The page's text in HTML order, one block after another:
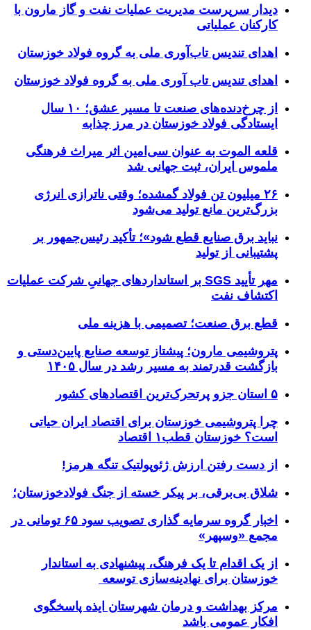
دیدار سرپرست مدیریت عملیات نفت و گاز مارون با
کارکنان عملیاتی
اهدای تندیس تاب‌آوری ملی به گروه فولاد خوزستان
اهدای تندیس تاب آوری ملی به گروه فولاد خوزستان
از چرخ‌دنده‌های صنعت تا مسیر عشق؛ ۱۰ سال
ایستادگی فولاد خوزستان در مرز چذابه
قلعه الموت به عنوان سی‌امین اثر میراث‌ فرهنگی
ملموس ایران، ثبت جهانی شد
۲۶ میلیون تن فولاد گمشده؛ وقتی ناترازی انرژی
بزرگ‌ترین مانع تولید می‌شود
نباید برق صنایع قطع شود»؛ تأکید رئیس‌جمهور بر
پشتیبانی از تولید
مهر تأیید SGS بر استانداردهای جهانیِ شرکت عملیات
اکتشاف نفت
قطع برق صنعت؛ تصمیمی با هزینه ملی
پتروشیمی مارون؛ پیشتاز توسعه صنایع پایین‌دستی و
بازگشت قدرتمند به مسیر رشد در سال ۱۴۰۵
۵ استان جزو پرتحرک‌ترین اقتصاد‌های کشور
چرا پتروشیمی خوزستان برای اقتصاد ایران حیاتی
است؟ خوزستان قطب۱ اقتصاد
از دست رفتن ارزش ژئوپولتیک تنگه هرمز!
شلاق‌ بی‌برقی، بر پیکر خسته‌ از جنگ فولادخوزستان؛
اخبار گروه سرمایه گذاری تصویب سود ۶۵ تومانی در
مجمع «وسپهر»
از یک اقدام تا یک فرهنگ، پیشنهادی به استاندار
خوزستان برای نهادینه‌سازی توسعه
مرکز بهداشت و درمان شهرستان ایذه پاسخگوی
افکار عمومی باشد